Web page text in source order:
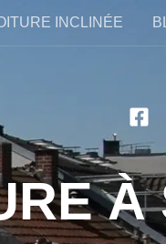
INCLINÉE
À